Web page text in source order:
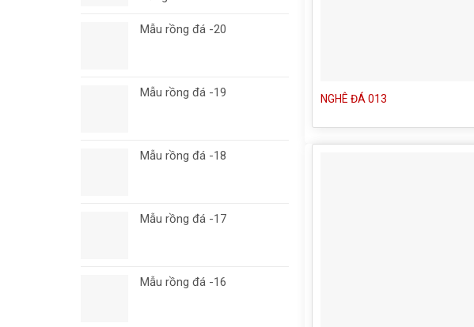
Mẫu rồng đá -20
Mẫu rồng đá -19
Mẫu rồng đá -18
Mẫu rồng đá -17
Mẫu rồng đá -16
NGHÊ ĐÁ 013